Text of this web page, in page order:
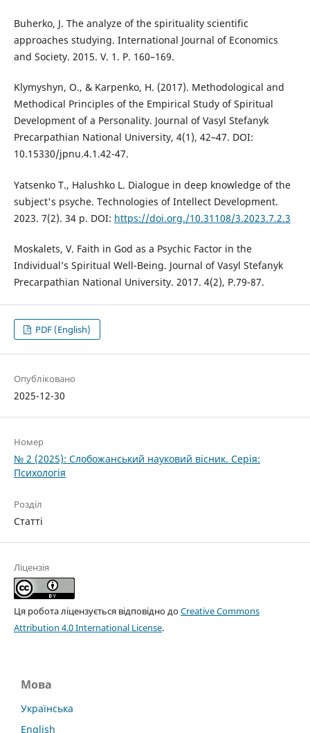
Buherko, J. The analyze of the spirituality scientific
approaches studying. International Journal of Economics
and Society. 2015. V. 1. P. 160–169.
Klymyshyn, O., & Karpenko, H. (2017). Methodological and
Methodical Principles of the Empirical Study of Spiritual
Development of a Personality. Journal of Vasyl Stefanyk
Precarpathian National University, 4(1), 42–47. DOI:
10.15330/jpnu.4.1.42-47.
Yatsenko T., Halushko L. Dialogue in deep knowledge of the
subject's psyche. Technologies of Intellect Development.
2023. 7(2). 34 р. DOI: https://doi.org./10.31108/3.2023.7.2.3
Moskalets, V. Faith in God as a Psychic Factor in the
Individual’s Spiritual Well-Being. Journal of Vasyl Stefanyk
Precarpathian National University. 2017. 4(2), Р.79-87.
PDF (English)
Опубліковано
2025-12-30
Номер
№ 2 (2025): Слобожанський науковий вісник. Серія:
Психологія
Розділ
Статті
Ліцензія
Ця робота ліцензується відповідно доCreative Commons
Attribution 4.0 International License.
Мова
Українська
English